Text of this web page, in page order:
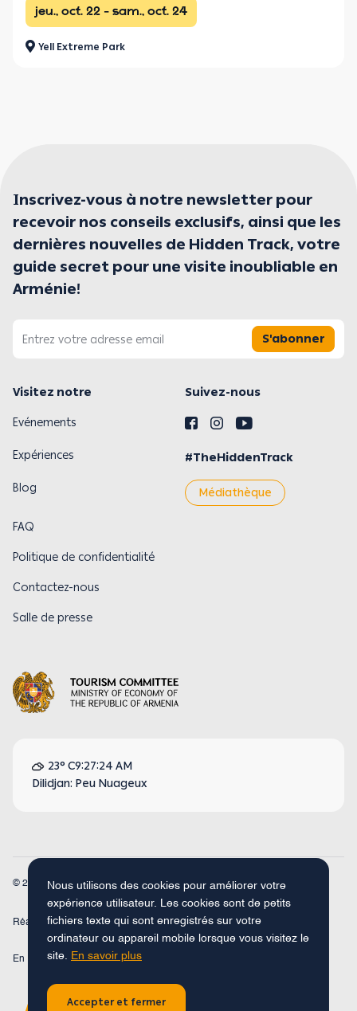
jeu., oct. 22 - sam., oct. 24
Yell Extreme Park
Nous utilisons des cookies pour améliorer votre
expérience utilisateur. Les cookies sont de petits
fichiers texte qui sont enregistrés sur votre
ordinateur ou appareil mobile lorsque vous visitez le
site. En savoir plus
Accepter et fermer
Inscrivez-vous à notre newsletter pour
recevoir nos conseils exclusifs, ainsi que les
dernières nouvelles de Hidden Track, votre
guide secret pour une visite inoubliable en
Arménie!
S'abonner
Visitez notre Suivez-nous
Evénements
Expériences #TheHiddenTrack
Blog Médiathèque
FAQ
Politique de confidentialité
Contactez-nous
Salle de presse
23° C9:27:24 AM
Dilidjan: Peu Nuageux
© 2026 Armenia Travel. Tous droits réservés.
Réalisé par Concept Studio
En Fr Ru De